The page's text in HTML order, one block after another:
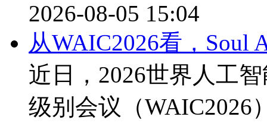
2026-08-05 15:04
从WAIC2026看，Soul
近日，2026世界人工
级别会议（WAIC2026